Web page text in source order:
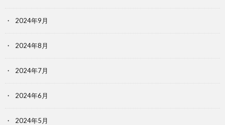
2024年9月
2024年8月
2024年7月
2024年6月
2024年5月